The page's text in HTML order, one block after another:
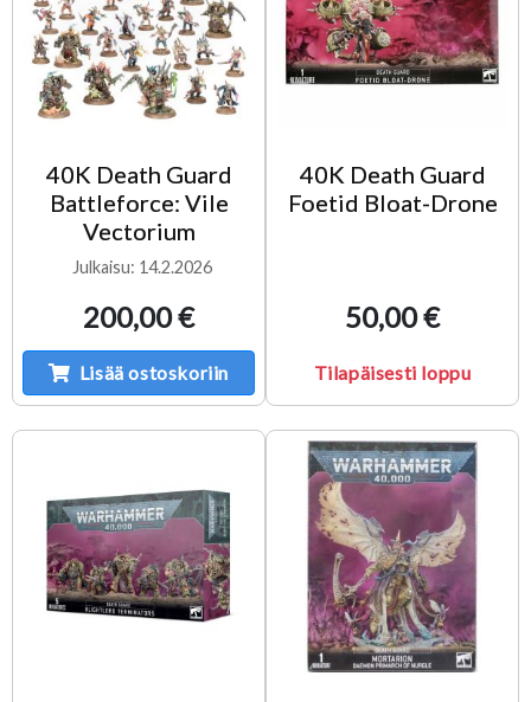
40K Death Guard
Battleforce: Vile
Vectorium
Julkaisu: 14.2.2026
200,00 €
Lisää ostoskoriin
40K Death Guard
Foetid Bloat-Drone
50,00 €
Tilapäisesti loppu